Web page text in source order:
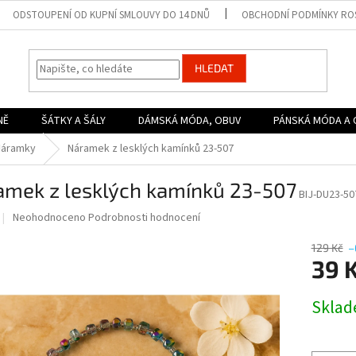
ODSTOUPENÍ OD KUPNÍ SMLOUVY DO 14 DNŮ OBCHODNÍ PODMÍNKY
HLEDAT
ŠÁTKY A ŠÁLY DÁMSKÁ MÓDA, OBUV PÁNSKÁ MÓDA A
Náramek z lesklých kamínků 23-507
z lesklých kamínků 23-507BIJ-DU23-
Průměrné
z
hvězdiček.
Neohodnoceno Podrobnosti hodnocení
129 Kč
39
cena: